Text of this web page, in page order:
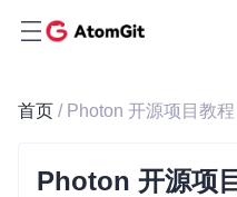
首页 / Photon 开源项目教程
Photon 开源项